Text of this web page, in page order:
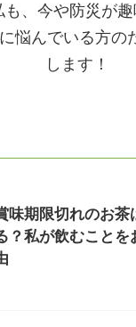
、今や防災が
悩んでいる方の
します！
味期限切れのお茶
？私が飲むことを